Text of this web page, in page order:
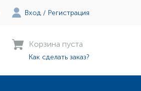
Вход / Регистрация
Корзина пуста
Как сделать заказ?